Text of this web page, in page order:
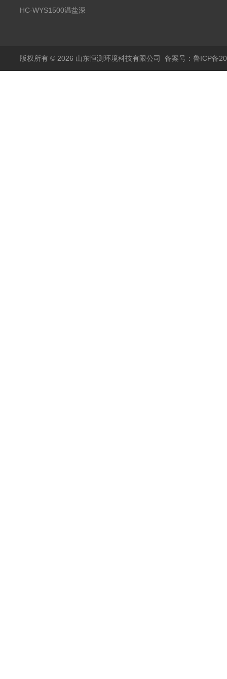
分析仪
HC-WYS1500温盐深
版权所有 © 2026 山东恒测环境科技有限公司 备案号：鲁ICP备